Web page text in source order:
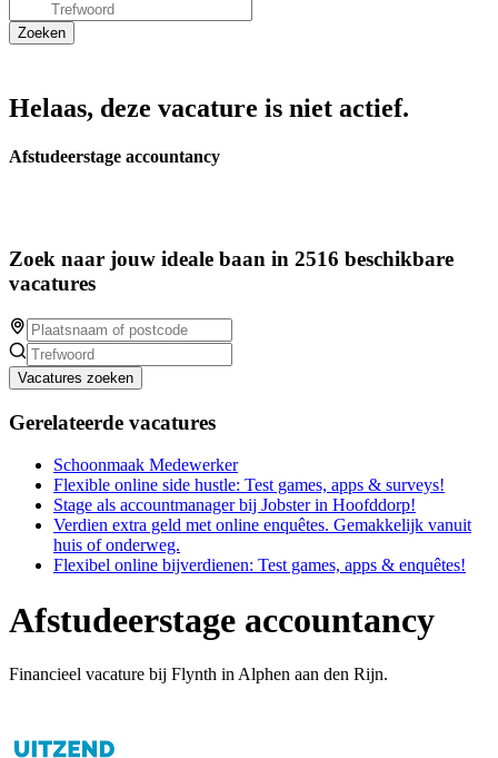
Helaas, deze vacature is niet actief.
Afstudeerstage accountancy
Zoek naar jouw ideale baan in 2516 beschikbare
vacatures
Vacatures zoeken
Gerelateerde vacatures
Schoonmaak Medewerker
Flexible online side hustle: Test games, apps & surveys!
Stage als accountmanager bij Jobster in Hoofddorp!
Verdien extra geld met online enquêtes. Gemakkelijk vanuit
huis of onderweg.
Flexibel online bijverdienen: Test games, apps & enquêtes!
Afstudeerstage accountancy
Financieel vacature bij Flynth in Alphen aan den Rijn.